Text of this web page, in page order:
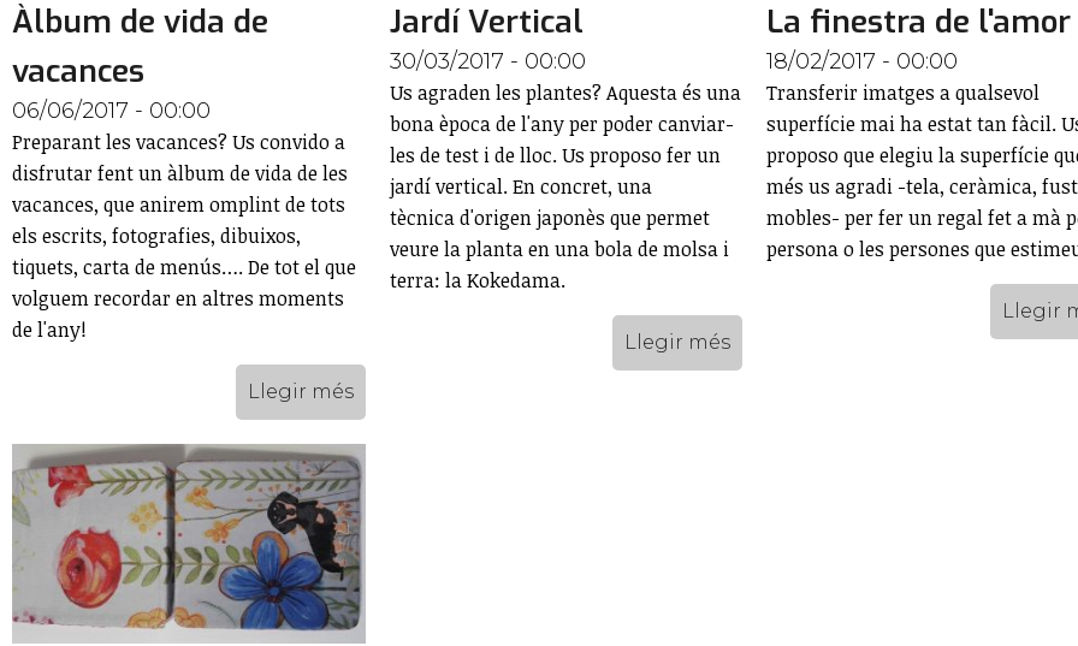
Àlbum de vida de
vacances
06/06/2017 - 00:00
Preparant les vacances? Us convido a
disfrutar fent un àlbum de vida de les
vacances, que anirem omplint de tots
els escrits, fotografies, dibuixos,
tiquets, carta de menús…. De tot el que
volguem recordar en altres moments
de l'any!
Llegir més
Jardí Vertical
30/03/2017 - 00:00
Us agraden les plantes? Aquesta és una
bona època de l'any per poder canviar-
les de test i de lloc. Us proposo fer un
jardí vertical. En concret, una
tècnica d'origen japonès que permet
veure la planta en una bola de molsa i
terra: la Kokedama.
Llegir més
La finestra de l'amor
18/02/2017 - 00:00
Transferir imatges a qualsevol
superfície mai ha estat tan fàcil.
proposo que elegiu la superfície
més us agradi -tela, ceràmica,
mobles- per fer un regal fet a mà
persona o les persones que
Llegir